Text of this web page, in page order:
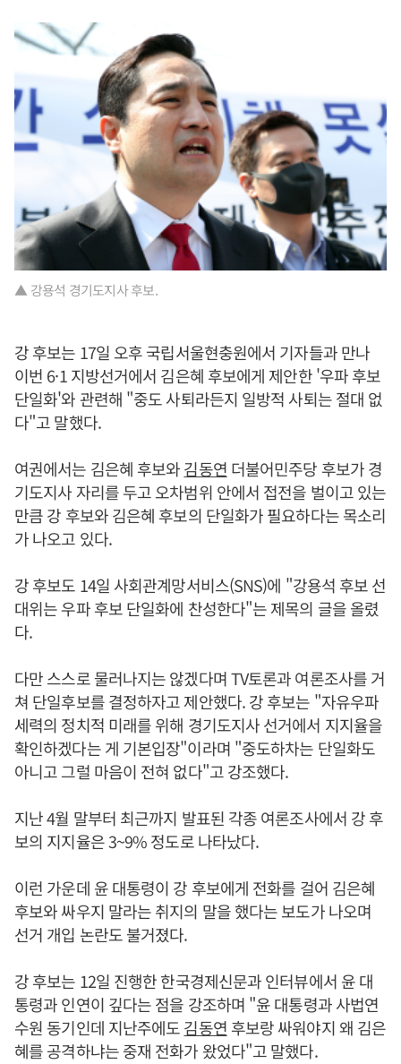
▲ 강용석 경기도지사 후보.
강 후보는 17일 오후 국립서울현충원에서 기자들과 만나
이번 6·1 지방선거에서 김은혜 후보에게 제안한 '우파 후보
단일화'와 관련해 "중도 사퇴라든지 일방적 사퇴는 절대 없
다"고 말했다.
여권에서는 김은혜 후보와김동연 더불어민주당 후보가 경
기도지사 자리를 두고 오차범위 안에서 접전을 벌이고 있는
만큼 강 후보와 김은혜 후보의 단일화가 필요하다는 목소리
가 나오고 있다.
강 후보도 14일 사회관계망서비스(SNS)에 "강용석 후보 선
대위는 우파 후보 단일화에 찬성한다"는 제목의 글을 올렸
다.
다만 스스로 물러나지는 않겠다며 TV토론과 여론조사를 거
쳐 단일후보를 결정하자고 제안했다. 강 후보는 "자유우파
세력의 정치적 미래를 위해 경기도지사 선거에서 지지율을
확인하겠다는 게 기본입장"이라며 "중도하차는 단일화도
아니고 그럴 마음이 전혀 없다"고 강조했다.
지난 4월 말부터 최근까지 발표된 각종 여론조사에서 강 후
보의 지지율은 3~9% 정도로 나타났다.
이런 가운데 윤 대통령이 강 후보에게 전화를 걸어 김은혜
후보와 싸우지 말라는 취지의 말을 했다는 보도가 나오며
선거 개입 논란도 불거졌다.
강 후보는 12일 진행한 한국경제신문과 인터뷰에서 윤 대
통령과 인연이 깊다는 점을 강조하며 "윤 대통령과 사법연
수원 동기인데 지난주에도김동연 후보랑 싸워야지 왜 김은
혜를 공격하냐는 중재 전화가 왔었다"고 말했다.